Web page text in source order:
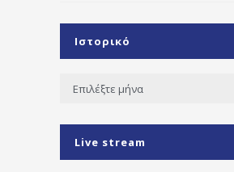
Ιστορικό
Ιστορικό
Live stream